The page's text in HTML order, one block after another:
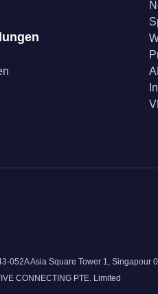
052A Asia Square Tower 1, Singapour
CONNECTING PTE. Limited